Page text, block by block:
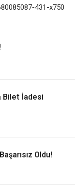
Bilet İadesi
Oldu!